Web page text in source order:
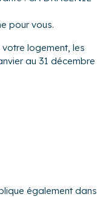
pour vous.
logement, les
au 31 décembre
également dans